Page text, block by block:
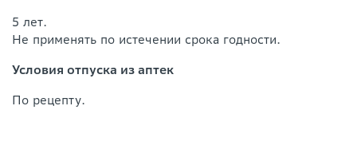
5 лет.
Не применять по истечении срока годности.
Условия отпуска из аптек
По рецепту.